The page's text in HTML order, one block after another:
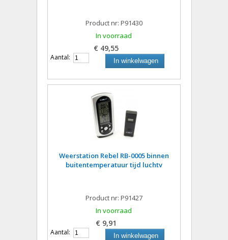
Product nr: P91430
In voorraad
€ 49,55
Aantal: In winkelwagen
Weerstation Rebel RB-0005 binnen
buitentemperatuur tijd luchtv
Product nr: P91427
In voorraad
€ 9,91
Aantal: In winkelwagen